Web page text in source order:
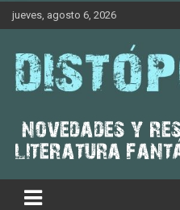
jueves, agosto 6, 2026
Distópolis